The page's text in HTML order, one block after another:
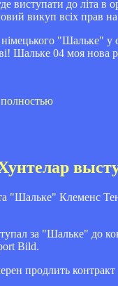
виступати до літа
викуп всіх прав
німецького
Шальке 04 моя нова
"Шальке" Клеменс
за "Шальке" до
Bild.
продлить